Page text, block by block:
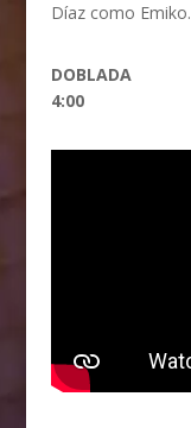
Díaz como Emiko.
DOBLADA
4:00